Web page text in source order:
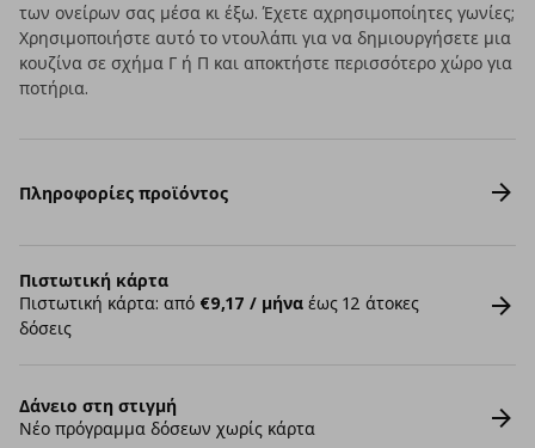
των ονείρων σας μέσα κι έξω. Έχετε αχρησιμοποίητες γωνίες;
Χρησιμοποιήστε αυτό το ντουλάπι για να δημιουργήσετε μια
κουζίνα σε σχήμα Γ ή Π και αποκτήστε περισσότερο χώρο για
ποτήρια.
Πληροφορίες προϊόντος
Πιστωτική κάρτα
Πιστωτική κάρτα: από €9,17 / μήνα έως 12 άτοκες
δόσεις
Δάνειο στη στιγμή
Νέο πρόγραμμα δόσεων χωρίς κάρτα